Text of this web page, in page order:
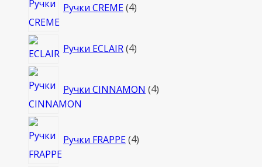
Ручки CREME 4товара
Ручки ECLAIR 44
Ручки CINNAMON 4товара
Ручки FRAPPE 4товара